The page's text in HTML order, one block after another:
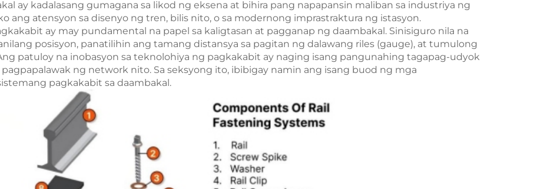
ay kadalasang gumagana sa likod ng eksena at bihira pang napapansin maliban sa industriya ng
ang atensyon sa disenyo ng tren, bilis nito, o sa modernong imprastraktura ng istasyon.
ay may pundamental na papel sa kaligtasan at pagganap ng daambakal. Sinisiguro nila na
posisyon, panatilihin ang tamang distansya sa pagitan ng dalawang riles (gauge), at tumulong
patuloy na inobasyon sa teknolohiya ng pagkakabit ay naging isang pangunahing tagapag-udyok
ng network nito. Sa seksyong ito, ibibigay namin ang isang buod ng mga
pagkakabit sa daambakal.